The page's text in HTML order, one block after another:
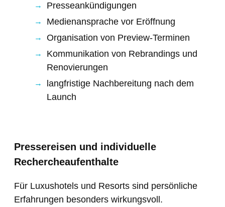
Presseankündigungen
Medienansprache vor Eröffnung
Organisation von Preview-Terminen
Kommunikation von Rebrandings und
Renovierungen
langfristige Nachbereitung nach dem
Launch
Pressereisen und individuelle
Rechercheaufenthalte
Für Luxushotels und Resorts sind persönliche
Erfahrungen besonders wirkungsvoll.